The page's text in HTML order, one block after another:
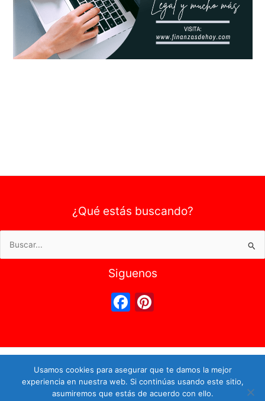
¿Qué estás buscando?
Buscar
por:
Siguenos
F
e
b
e
st
Copyright © 2024 - Todos los Derechos Reservados -
Empresasyproductos.com
Política de Privacidad|Política de Cookies| Aviso Legal
Sobre
Usamos cookies para asegurar que te damos la mejor
experiencia en nuestra web. Si continúas usando este sitio,
asumiremos que estás de acuerdo con ello.